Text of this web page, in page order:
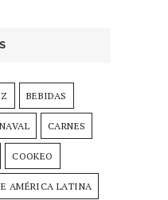
BEBIDAS
CARNES
COOKEO
AMÉRICA LATINA